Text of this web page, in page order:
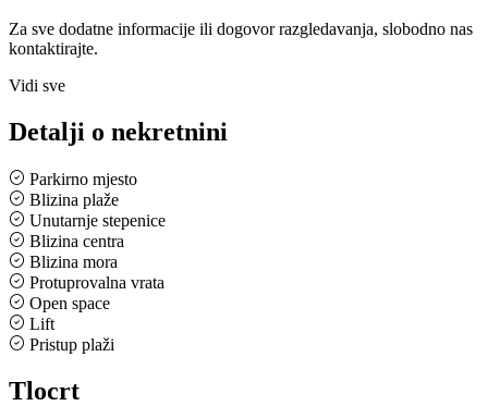
Za sve dodatne informacije ili dogovor razgledavanja, slobodno nas
kontaktirajte.
Vidi sve
Detalji o nekretnini
Parkirno mjesto
Blizina plaže
Unutarnje stepenice
Blizina centra
Blizina mora
Protuprovalna vrata
Open space
Lift
Pristup plaži
Tlocrt